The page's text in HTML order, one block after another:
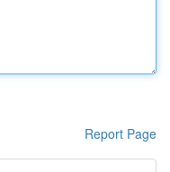
Report Page